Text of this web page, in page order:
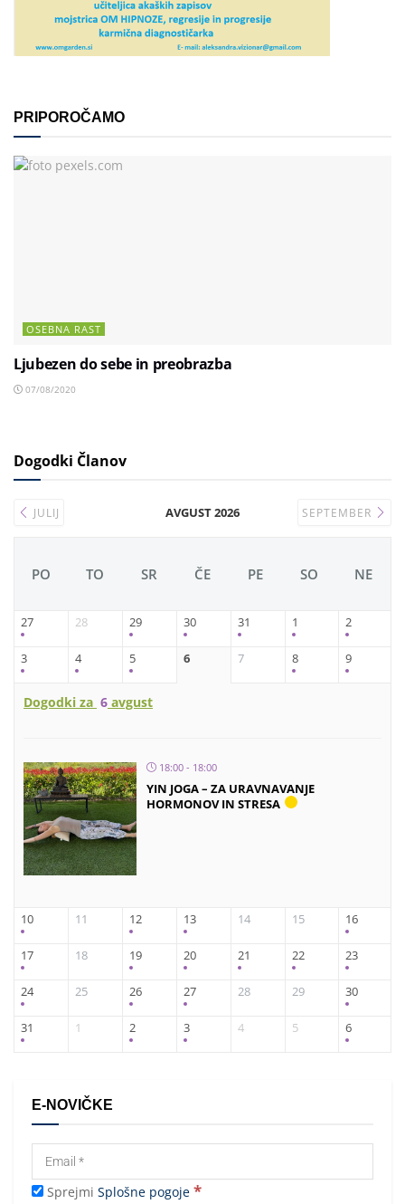
PRIPOROČAMO
OSEBNA RAST
Ljubezen do sebe in preobrazba
07/08/2020
Dogodki Članov
JULIJ AVGUST 2026 SEPTEMBER
PO TO SR ČE PE SO NE
27 28 29 30 31 1 2
3 4 5 6 7 8 9
Dogodki za 6 avgust
18:00 - 18:00
YIN JOGA – ZA URAVNAVANJE
HORMONOV IN STRESA
10 11 12 13 14 15 16
17 18 19 20 21 22 23
24 25 26 27 28 29 30
31 1 2 3 4 5 6
E-NOVIČKE
Sprejmi Splošne pogoje *